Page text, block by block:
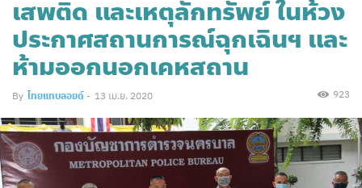
เสพติด และเหตุลักทรัพย์ ในห้วง
ประกาศสถานการณ์ฉุกเฉินฯ และ
ห้ามออกนอกเคหสถาน
By ไทยแทบลอยด์ - 13 เม.ย. 2020 923